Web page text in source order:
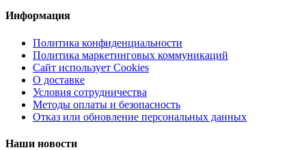
Информация
Политика конфиденциальности
Политика маркетинговых коммуникаций
Сайт использует Cookies
О доставке
Условия сотрудничества
Методы оплаты и безопасность
Отказ или обновление персональных данных
Наши новости